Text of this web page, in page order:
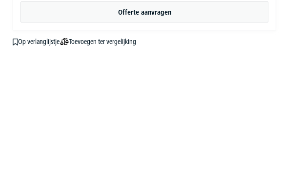
Offerte aanvragen
Op verlanglijstje
Toevoegen ter vergelijking